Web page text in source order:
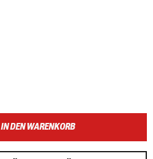
IN DEN WARENKORB